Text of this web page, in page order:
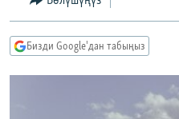
ЭКСПЕРТТЕР ТАЛДАЙТ
ӨЗГӨЧӨ ПИКИР
Бизди Google'дан табыңыз